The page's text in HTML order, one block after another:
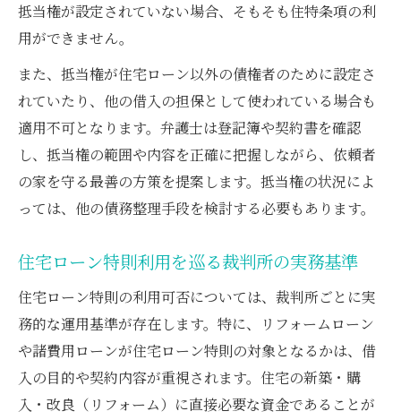
抵当権が設定されていない場合、そもそも住特条項の利
用ができません。
また、抵当権が住宅ローン以外の債権者のために設定さ
れていたり、他の借入の担保として使われている場合も
適用不可となります。弁護士は登記簿や契約書を確認
し、抵当権の範囲や内容を正確に把握しながら、依頼者
の家を守る最善の方策を提案します。抵当権の状況によ
っては、他の債務整理手段を検討する必要もあります。
住宅ローン特則利用を巡る裁判所の実務基準
住宅ローン特則の利用可否については、裁判所ごとに実
務的な運用基準が存在します。特に、リフォームローン
や諸費用ローンが住宅ローン特則の対象となるかは、借
入の目的や契約内容が重視されます。住宅の新築・購
入・改良（リフォーム）に直接必要な資金であることが